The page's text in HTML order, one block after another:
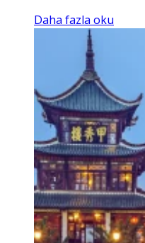
Daha fazla oku